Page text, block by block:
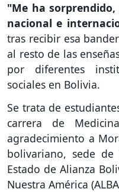
"Me ha
nacional e
tras recibir esa
al resto de las
por diferentes
sociales en Bolivia.
Se trata de
carrera de
agradecimiento a
bolivariano, sede
Estado de Alianza
Nuestra América